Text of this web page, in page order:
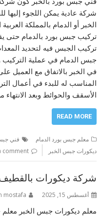
شركة عادية يمكن اللجوء
الخبر أو الدمام بالمملكة
تركيب جبس بورد بالدمام حتى
تركيب الجبس فيه لتحديد
جبس الدمام في عملية التركيب
في الخبر بالاتفاق مع العميل
المناسب له للبدء في أعمال
الأسقف والحوائط وبعد
READ MORE
معلم جبس بورد الدمام فني
ديكورات جبس الخبر
comment
شركة ديكورات بالقطيف عنك
أغسطس 15, 2025 mostafa
معلم ديكورات جبس الخبر معلم